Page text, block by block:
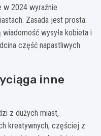
w 2024 wyraźnie
Zasada jest prosta:
wysyła kobieta i
część napastliwych
inne
z dużych miast,
kreatywnych, częściej z